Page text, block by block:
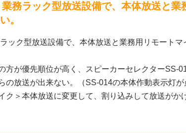
業務ラック型放送設備で、本体放送と
。
ック型放送設備で、本体放送と業務用リモート
が優先順位が高く、スピーカーセレクターSS-
の放送が出来ない。（SS-014の本体作動表示灯が
ク＞本体放送に変更して、割り込みして放送がか